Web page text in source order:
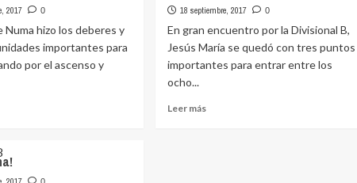
Patricks
Biguá
no
se
siguen
2017 0
Numa hizo los deberes y
importantes para
por el ascenso y
18 septiembre, 2017 0
En gran encuentro por la Divisional B,
Jesús María se quedó con tres puntos
importantes para entrar entre los
ocho...
Leer másLeer